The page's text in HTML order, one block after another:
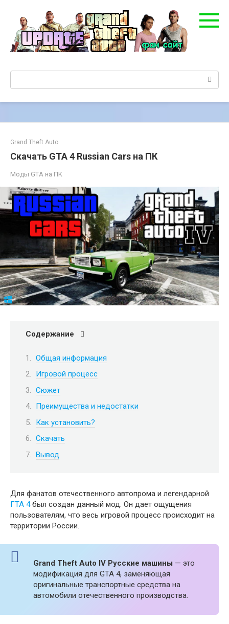
контенту
Поиск:
Grand Theft Auto
Скачать GTA 4 Russian Cars на ПК
Моды GTA на ПK
Содержание
Общая информация
Игровой процесс
Сюжет
Преимущества и недостатки
Как установить?
Скачать
Вывод
Для фанатов отечественного автопрома и легендарной
ГТА 4был создан данный мод. Он дает ощущения
пользователям, что весь игровой процесс происходит на
территории России.
Grand Theft Auto IV Русские машины — это
модификация для GTA 4, заменяющая
оригинальные транспортные средства на
автомобили отечественного производства.